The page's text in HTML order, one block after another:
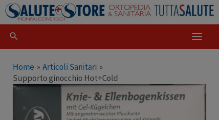
Home
Articoli Sanitari
Supporto ginocchio Hot+Cold